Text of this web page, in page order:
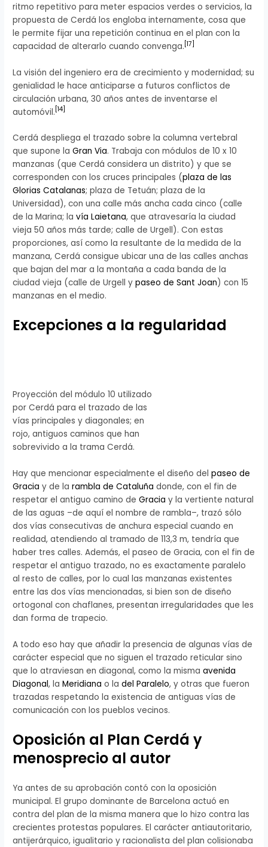
ritmo repetitivo para meter espacios verdes o servicios, la
propuesta de Cerdá los engloba internamente, cosa que
le permite fijar una repetición continua en el plan con la
capacidad de alterarlo cuando convenga. [17]
La visión del ingeniero era de crecimiento y modernidad; su
genialidad le hace anticiparse a futuros conflictos de
circulación urbana, 30 años antes de inventarse el
automóvil. [14
Cerdá despliega el trazado sobre la columna vertebral
que supone laGran Via. Trabaja con módulos de 10 x 10
manzanas (que Cerdá considera un distrito) y que se
corresponden con los cruces principales (plaza de las
Glorias Catalanas; plaza de Tetuán; plaza de la
Universidad), con una calle más ancha cada cinco (calle
de la Marina; lavía Laietana, que atravesaría la ciudad
vieja 50 años más tarde; calle de Urgell). Con estas
proporciones, así como la resultante de la medida de la
manzana, Cerdá consigue ubicar una de las calles anchas
que bajan del mar a la montaña a cada banda de la
ciudad vieja (calle de Urgell ypaseo de Sant Joan) con 15
manzanas en el medio.
Excepciones a la regularidad
Proyección del módulo 10 utilizado
por Cerdá para el trazado de las
vías principales y diagonales; en
rojo, antiguos caminos que han
sobrevivido a la trama Cerdá.
Hay que mencionar especialmente el diseño delpaseo de
Gracia y de larambla de Cataluña donde, con el fin de
respetar el antiguo camino deGracia y la vertiente natural
de las aguas –de aquí el nombre de rambla–, trazó sólo
dos vías consecutivas de anchura especial cuando en
realidad, atendiendo al tramado de 113,3 m, tendría que
haber tres calles. Además, el paseo de Gracia, con el fin de
respetar el antiguo trazado, no es exactamente paralelo
al resto de calles, por lo cual las manzanas existentes
entre las dos vías mencionadas, si bien son de diseño
ortogonal con chaflanes, presentan irregularidades que les
dan forma de trapecio.
A todo eso hay que añadir la presencia de algunas vías de
carácter especial que no siguen el trazado reticular sino
que lo atraviesan en diagonal, como la mismaavenida
Diagonal, laMeridiana o ladel Paralelo, y otras que fueron
trazadas respetando la existencia de antiguas vías de
comunicación con los pueblos vecinos.
Oposición al Plan Cerdá y
menosprecio al autor
Ya antes de su aprobación contó con la oposición
municipal. El grupo dominante de Barcelona actuó en
contra del plan de la misma manera que lo hizo contra las
crecientes protestas populares. El carácter antiautoritario,
antijerárquico, igualitario y racionalista del plan colisionaba